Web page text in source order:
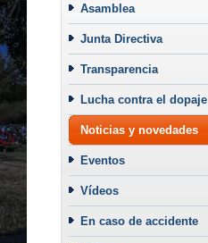
Asamblea
Junta Directiva
Transparencia
Lucha contra el dopaje
Noticias y novedades
Eventos
Vídeos
En caso de accidente